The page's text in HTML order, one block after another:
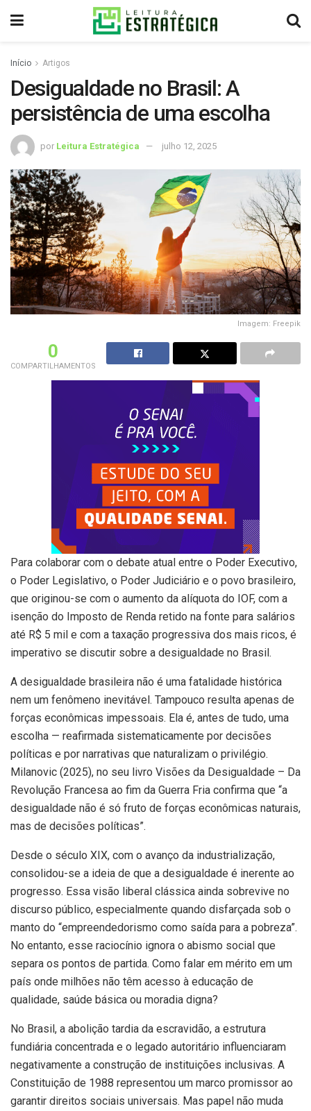
Início Artigos
Desigualdade no Brasil: A
persistência de uma escolha
por Leitura Estratégica julho 12, 2025
Imagem: Freepik
0
COMPARTILHAMENTOS
Para colaborar com o debate atual entre o Poder Executivo,
o Poder Legislativo, o Poder Judiciário e o povo brasileiro,
que originou-se com o aumento da alíquota do IOF, com a
isenção do Imposto de Renda retido na fonte para salários
até R$ 5 mil e com a taxação progressiva dos mais ricos, é
imperativo se discutir sobre a desigualdade no Brasil.
A desigualdade brasileira não é uma fatalidade histórica
nem um fenômeno inevitável. Tampouco resulta apenas de
forças econômicas impessoais. Ela é, antes de tudo, uma
escolha — reafirmada sistematicamente por decisões
políticas e por narrativas que naturalizam o privilégio.
Milanovic (2025), no seu livro Visões da Desigualdade – Da
Revolução Francesa ao fim da Guerra Fria confirma que “a
desigualdade não é só fruto de forças econômicas naturais,
mas de decisões políticas”.
Desde o século XIX, com o avanço da industrialização,
consolidou-se a ideia de que a desigualdade é inerente ao
progresso. Essa visão liberal clássica ainda sobrevive no
discurso público, especialmente quando disfarçada sob o
manto do “empreendedorismo como saída para a pobreza”.
No entanto, esse raciocínio ignora o abismo social que
separa os pontos de partida. Como falar em mérito em um
país onde milhões não têm acesso à educação de
qualidade, saúde básica ou moradia digna?
No Brasil, a abolição tardia da escravidão, a estrutura
fundiária concentrada e o legado autoritário influenciaram
negativamente a construção de instituições inclusivas. A
Constituição de 1988 representou um marco promissor ao
garantir direitos sociais universais. Mas papel não muda